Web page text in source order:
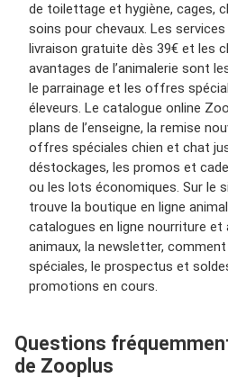
de toilettage et hygiène, cages,
soins pour chevaux. Les
livraison gratuite dès 39€ et les
avantages de l’animalerie sont
le parrainage et les offres
éleveurs. Le catalogue online
plans de l’enseigne, la remise
offres spéciales chien et chat
déstockages, les promos et
ou les lots économiques. Sur le
trouve la boutique en ligne
catalogues en ligne nourriture
animaux, la newsletter,
spéciales, le prospectus et
promotions en cours.
Questions
de Zooplus